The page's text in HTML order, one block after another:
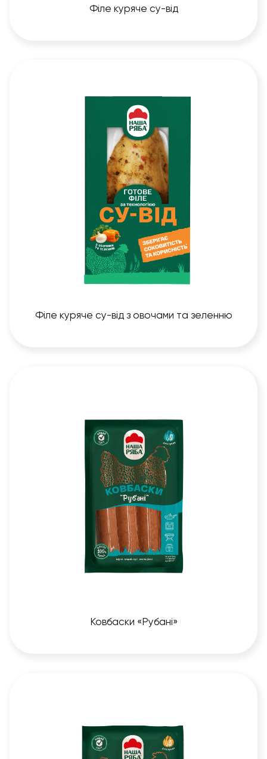
Філе куряче су-від
Філе куряче су-від з овочами та зеленню
Ковбаски «Рубані»